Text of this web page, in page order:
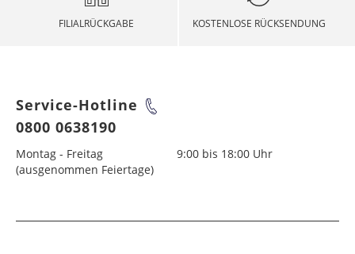
FILIALRÜCKGABE KOSTENLOSE RÜCKSENDUNG
Service-Hotline
0800 0638190
Montag - Freitag
9:00 bis 18:00 Uhr
(ausgenommen Feiertage)